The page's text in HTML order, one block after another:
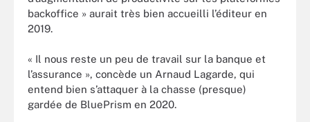
backoffice » aurait très bien accueilli l’éditeur en
2019.
« Il nous reste un peu de travail sur la banque et
l’assurance », concède un Arnaud Lagarde, qui
entend bien s’attaquer à la chasse (presque)
gardée de BluePrism en 2020.